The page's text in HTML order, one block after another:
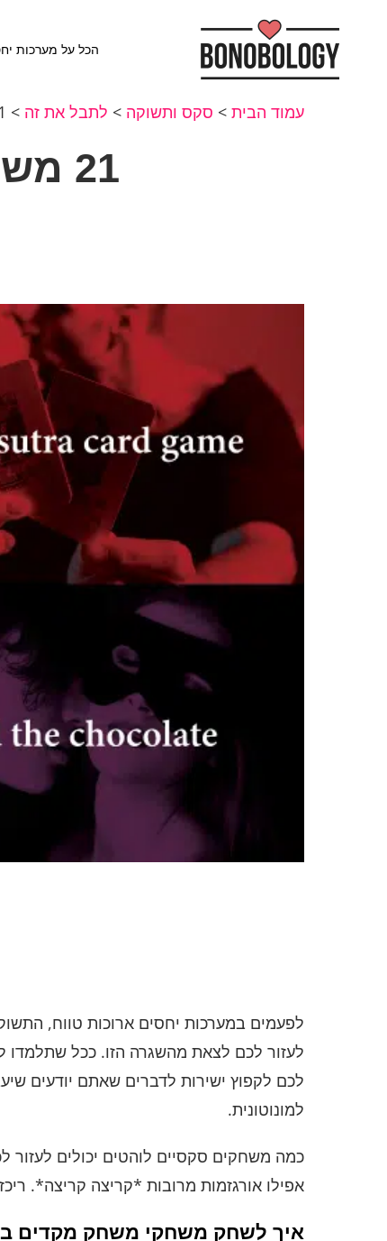
הכל על מערכות
עמוד הבית > סקס ותשוקה > לתבל את זה >
21
21 משחקי משחק מקדים קינקיים להגברת החום
לפעמים במערכות יחסים ארוכות טווח,
לעזור לכם לצאת מהשגרה הזו. ככל שתלמדו
לכם לקפוץ ישירות לדברים שאתם יודעים
למונוטונית.
כמה משחקים סקסיים לוהטים יכולים לעזור
אפילו אורגזמות מרובות *קריצה קריצה*.
איך לשחק משחקי משחק מקדים